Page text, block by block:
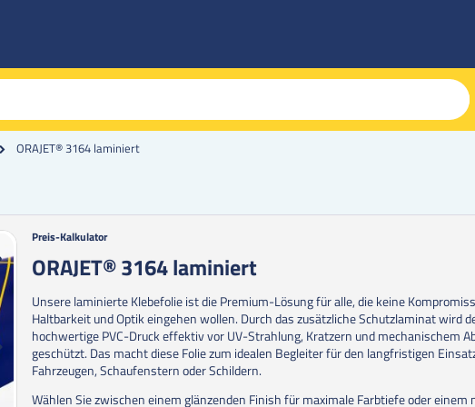
ORAJET® 3164 laminiert
Zum
der
springen
Preis-Kalkulator
ORAJET® 3164 laminiert
Unsere laminierte Klebefolie ist die Premium-Lösung für alle, die keine
Haltbarkeit und Optik eingehen wollen. Durch das zusätzliche Schutzlaminat wird
hochwertige PVC-Druck effektiv vor UV-Strahlung, Kratzern und mechanischem
geschützt. Das macht diese Folie zum idealen Begleiter für den langfristigen
Fahrzeugen, Schaufenstern oder Schildern.
Wählen Sie zwischen einem glänzenden Finish für maximale Farbtiefe oder einem